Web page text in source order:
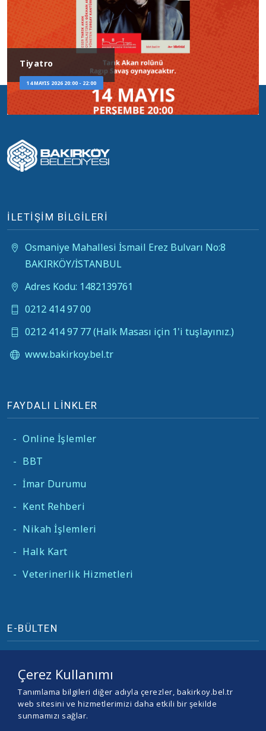
15 MAYIS 2026 20:00 - 22:00
Söyleşi
15 MAYIS 2026 14:00 - 16:00
Tiyatro
14 MAYIS 2026 20:00 - 22:00
27001:2013 Güvenlik
Politikamız
Kapsamında
Korunmaktadır.
İLETİŞİM BİLGİLERİ
Osmaniye Mahallesi İsmail Erez Bulvarı No:8
BAKIRKÖY/İSTANBUL
Adres Kodu: 1482139761
0212 414 97 00
0212 414 97 77 (Halk Masası için 1'i tuşlayınız.)
www.bakirkoy.bel.tr
FAYDALI LİNKLER
- Online İşlemler
- BBT
- İmar Durumu
- Kent Rehberi
- Nikah İşlemleri
- Halk Kart
- Veterinerlik Hizmetleri
E-BÜLTEN
Çerez Kullanımı
Tanımlama bilgileri diğer adıyla çerezler, bakirkoy.bel.tr
web sitesini ve hizmetlerimizi daha etkili bir şekilde
sunmamızı sağlar.